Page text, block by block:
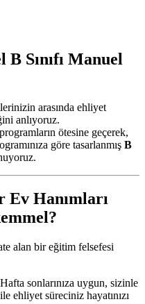
Sınıfı Manuel
arasında ehliyet
anlıyoruz.
ötesine geçerek,
göre tasarlanmış B
Ev Hanımları
alan bir eğitim felsefesi
Hafta sonlarınıza uygun, sizinle
ehliyet süreciniz hayatınızı